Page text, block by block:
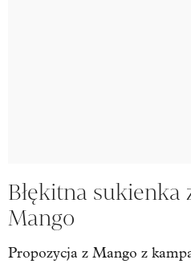
Błękitna
Mango
Propozycja z Mango z